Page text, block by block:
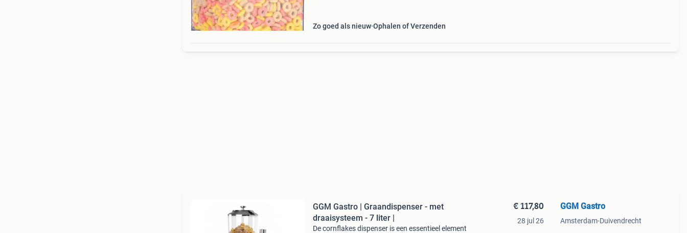
Zo goed als nieuw Ophalen of Verzenden
GGM Gastro | Graandispenser - met
draaisysteem - 7 liter |
De cornflakes dispenser is een essentieel element
€ 117,80
28 jul 26
GGM Gastro
Amsterdam-Duivendrecht